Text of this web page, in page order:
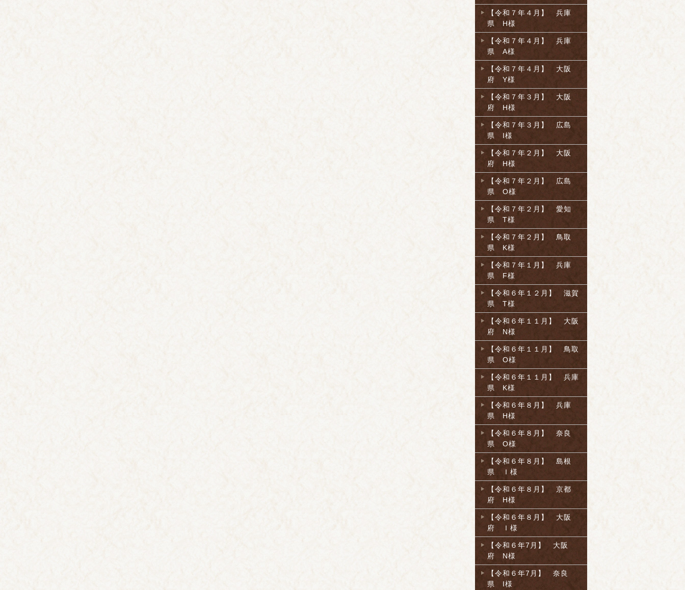
【令和７年４月】 兵庫
県 H様
【令和７年４月】 兵庫
県 A様
【令和７年４月】 大阪
府 Y様
【令和７年３月】 大阪
府 H様
【令和７年３月】 広島
県 I様
【令和７年２月】 大阪
府 H様
【令和７年２月】 広島
県 O様
【令和７年２月】 愛知
県 T様
【令和７年２月】 鳥取
県 K様
【令和７年１月】 兵庫
県 F様
【令和６年１２月】 滋賀
県 T様
【令和６年１１月】 大阪
府 N様
【令和６年１１月】 鳥取
県 O様
【令和６年１１月】 兵庫
県 K様
【令和６年８月】 兵庫
県 H様
【令和６年８月】 奈良
県 O様
【令和６年８月】 島根
県 Ｉ様
【令和６年８月】 京都
府 H様
【令和６年８月】 大阪
府 Ｉ様
【令和６年7月】 大阪
府 N様
【令和６年7月】 奈良
県 I様